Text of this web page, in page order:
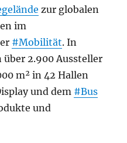
zur globalen
im
#Mobilität. In
über 2.900 Aussteller
m² in 42 Hallen
und dem #Bus
und